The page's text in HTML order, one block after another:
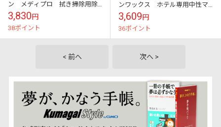
ン メディプロ 拭き掃除用除
菌洗浄剤 ジアフォームクリー
ナー1000 520mL×8本入●ケー
ス販...
3,830円
38ポイント
ンワックス ホテル専用中性マ
ルチクリーナー コップも洗え
るホテル専用洗剤 10L
3,609円
36ポイント
< 前へ 次へ >